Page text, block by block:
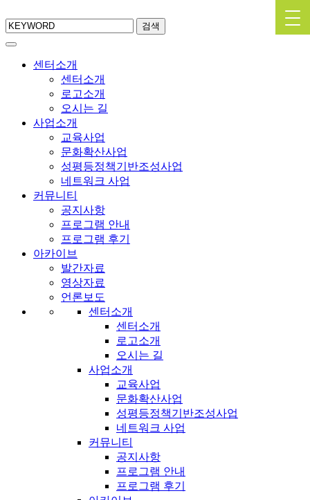
검색
센터소개
센터소개
로고소개
오시는 길
사업소개
교육사업
문화확산사업
성평등정책기반조성사업
네트워크 사업
커뮤니티
공지사항
프로그램 안내
프로그램 후기
아카이브
발간자료
영상자료
언론보도
센터소개
센터소개
로고소개
오시는 길
사업소개
교육사업
문화확산사업
성평등정책기반조성사업
네트워크 사업
커뮤니티
공지사항
프로그램 안내
프로그램 후기